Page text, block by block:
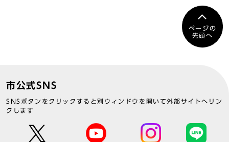
ページの
先頭へ
市公式SNS
SNSボタンをクリックすると別ウィンドウを開いて外部サイトへリン
クします